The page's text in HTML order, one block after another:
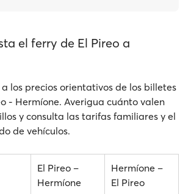
el ferry de El Pireo a
los precios orientativos de los billetes
- Hermíone. Averigua cuánto valen
y consulta las tarifas familiares y el
de vehículos.
El Pireo –
Hermíone
Hermíone –
El Pireo